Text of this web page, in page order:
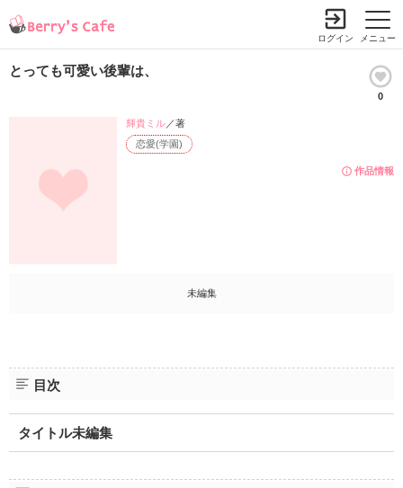
メニュー
ログイン
とっても可愛い後輩は、
0
作品情報
恋愛(学園)
輝貴ミル／著
未編集
目次
タイトル未編集